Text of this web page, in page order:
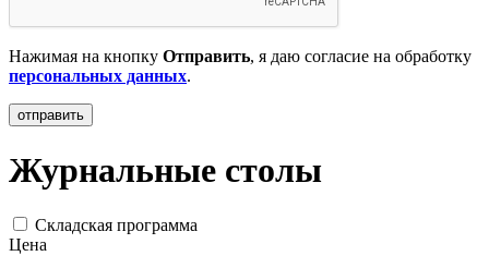
Нажимая на кнопку Отправить, я даю согласие на обработку
персональных данных.
Журнальные столы
Складская программа
Цена